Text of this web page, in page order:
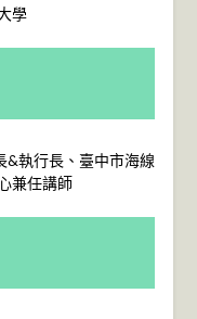
學
&執行長、臺中市海線
兼任講師